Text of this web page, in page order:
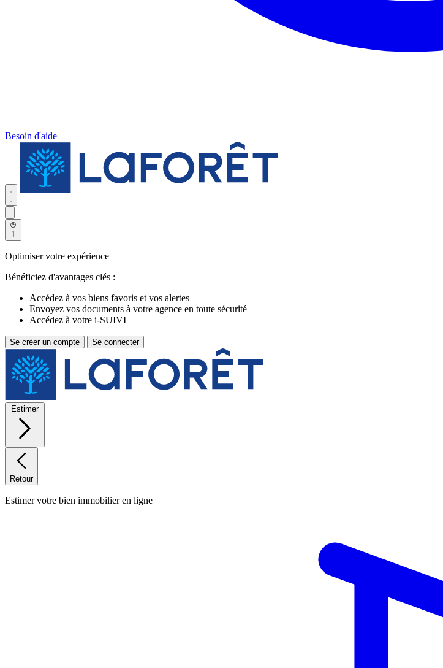
Besoin d'aide
1
Optimiser votre expérience
Bénéficiez d'avantages clés :
Accédez à vos biens favoris et vos alertes
Envoyez vos documents à votre agence en toute sécurité
Accédez à votre i-SUIVI
Se créer un compte Se connecter
Estimer
Retour
Estimer votre bien immobilier en ligne